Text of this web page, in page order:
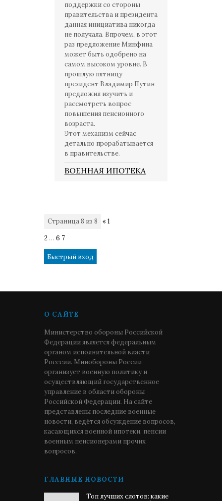
поддержки со стороны
правительства и президента
данная инициатива никогда
не получала. Впрочем, в этот
раз предложение Минфина
может быть одобрено на
самом высоком уровне. В
прошлую пятницу
президент Владимир Путин
предложил изучить и
рассмотреть вопрос
повышения пенсионного
возраста.
Этот механизм сейчас
детально прорабатывается
в правительстве.
ВОЕННАЯ ИПОТЕКА
Страница8 из 8 « 1
2 … 6 7
О САЙТЕ
Министерство обороны Российской
Федерации является федеральным
органом исполнительной власти
Росссии. Минобороны России
организует военную политику и
осуществляющий государственное
управление в области обороны
Российской Федерации. На сайте
представлены последние военные
новости, ведётся обсуждение вопросов,
касающихся военной ипотеки, пенсии
военным пенсионерами прочих
вопросов.
ГЛАВНЫЕ НОВОСТИ
Топ лучших слотов: какие